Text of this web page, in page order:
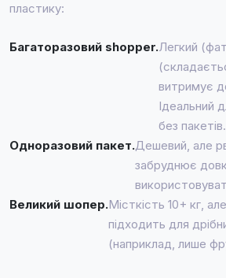
пластику:
Багаторазовий shopper.Легкий
витримує
Ідеальний
без пакетів.
Одноразовий пакет.Дешевий, але
забруднює
Великий шопер.Місткість 10+ кг,
підходить для
(наприклад, лише